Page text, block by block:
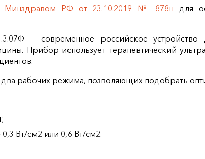
Минздравом РФ от 23.10.2019 № 878н для
— современное российское
Прибор использует терапевтический
рабочих режима, позволяющих подобрать
0,3 Вт/см2 или 0,6 Вт/см2.